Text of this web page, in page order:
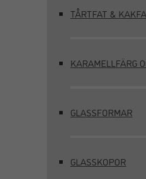
TÅRTFAT &
KARAMELLFÄRG
GLASSFORMAR
GLASSKOPOR